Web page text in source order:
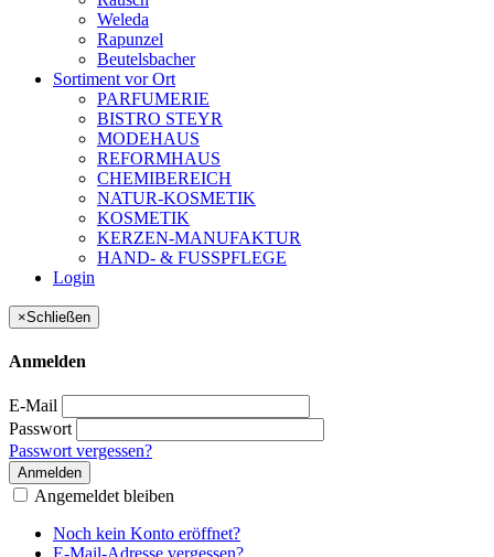
Weleda
Rapunzel
Beutelsbacher
Sortiment vor Ort
PARFUMERIE
BISTRO STEYR
MODEHAUS
REFORMHAUS
CHEMIBEREICH
NATUR-KOSMETIK
KOSMETIK
KERZEN-MANUFAKTUR
HAND- & FUSSPFLEGE
Login
×Schließen
Anmelden
E-Mail
Passwort
Passwort vergessen?
Anmelden
Angemeldet bleiben
Noch kein Konto eröffnet?